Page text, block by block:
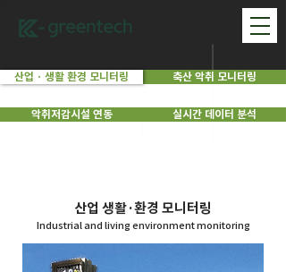
축산 악취 모니터링
산업 · 생활 환경 모니터링
실시간 데이터 분석
악취저감시설 연동
산업 생활·환경 모니터링
Industrial and living environment monitoring